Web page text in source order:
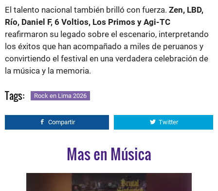
El talento nacional también brilló con fuerza. Zen, LBD,
Río, Daniel F, 6 Voltios, Los Primos y Agi-TC
reafirmaron su legado sobre el escenario, interpretando
los éxitos que han acompañado a miles de peruanos y
convirtiendo el festival en una verdadera celebración de
la música y la memoria.
Tags: Rock en Lima 2026
Compartir Twitter
Mas en Música